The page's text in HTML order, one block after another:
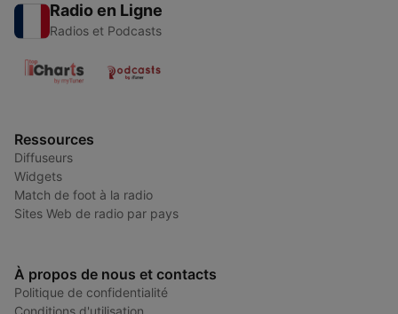
Radio en Ligne
Radios et Podcasts
Ressources
Diffuseurs
Widgets
Match de foot à la radio
Sites Web de radio par pays
À propos de nous et contacts
Politique de confidentialité
Conditions d'utilisation